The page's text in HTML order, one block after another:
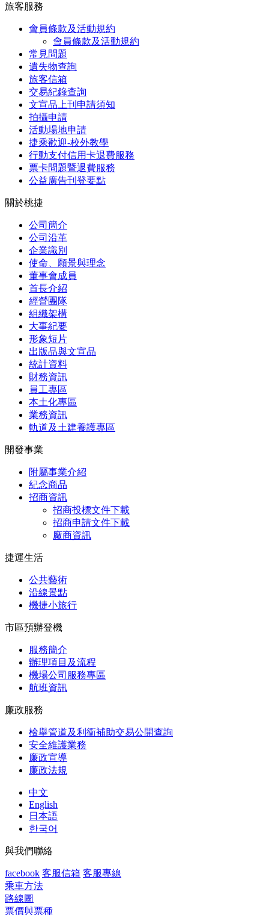
旅客服務
會員條款及活動規約
會員條款及活動規約
常見問題
遺失物查詢
旅客信箱
交易紀錄查詢
文宣品上刊申請須知
拍攝申請
活動場地申請
捷乘歡迎-校外教學
行動支付信用卡退費服務
票卡問題暨退費服務
公益廣告刊登要點
關於桃捷
公司簡介
公司沿革
企業識別
使命、願景與理念
董事會成員
首長介紹
經營團隊
組織架構
大事紀要
形象短片
出版品與文宣品
統計資料
財務資訊
員工專區
本土化專區
業務資訊
軌道及土建養護專區
開發事業
附屬事業介紹
紀念商品
招商資訊
招商投標文件下載
招商申請文件下載
廠商資訊
捷運生活
公共藝術
沿線景點
機捷小旅行
市區預辦登機
服務簡介
辦理項目及流程
機場公司服務專區
航班資訊
廉政服務
檢舉管道及利衝補助交易公開查詢
安全維護業務
廉政宣導
廉政法規
中文
English
日本語
한국어
與我們聯絡
facebook 客服信箱 客服專線
乘車方法
路線圖
票價與票種